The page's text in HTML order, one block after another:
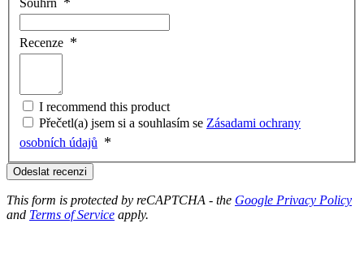
Recenze
I recommend this product
Přečetl(a) jsem si a souhlasím se Zásadami ochrany
osobních údajů
Odeslat recenzi
This form is protected by reCAPTCHA - the Google Privacy Policy
and Terms of Service apply.